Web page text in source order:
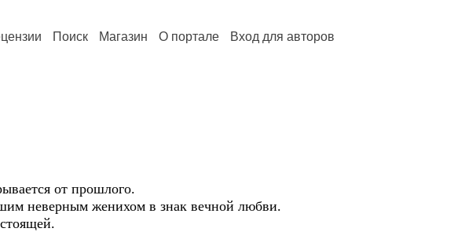
Поиск Магазин О портале Вход для авторов
от прошлого.
неверным женихом в знак вечной любви.